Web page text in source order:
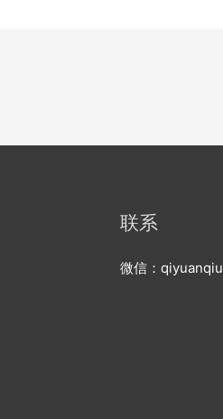
联系
微信：qiyuanqiu